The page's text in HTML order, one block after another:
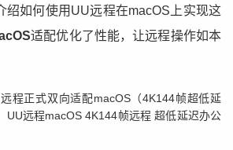
绍如何使用UU远程在macOS上实现这
适配优化了性能，让远程操作如本